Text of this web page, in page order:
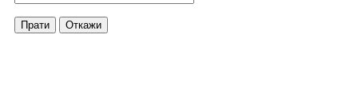
Прати Откажи